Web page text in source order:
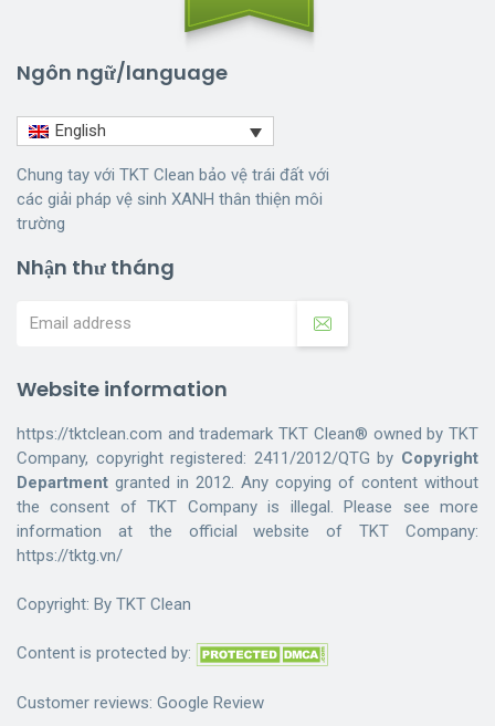
Ngôn ngữ/language
English
Chung tay với TKT Clean bảo vệ trái đất với
các giải pháp vệ sinh XANH thân thiện môi
trường
Nhận thư tháng
Website information
https://tktclean.com and trademark TKT Clean® owned by TKT
Company, copyright registered: 2411/2012/QTG by Copyright
Department granted in 2012. Any copying of content without
the consent of TKT Company is illegal. Please see more
information at the official website of TKT Company:
https://tktg.vn/
Copyright: By TKT Clean
Content is protected by:
Customer reviews: Google Review